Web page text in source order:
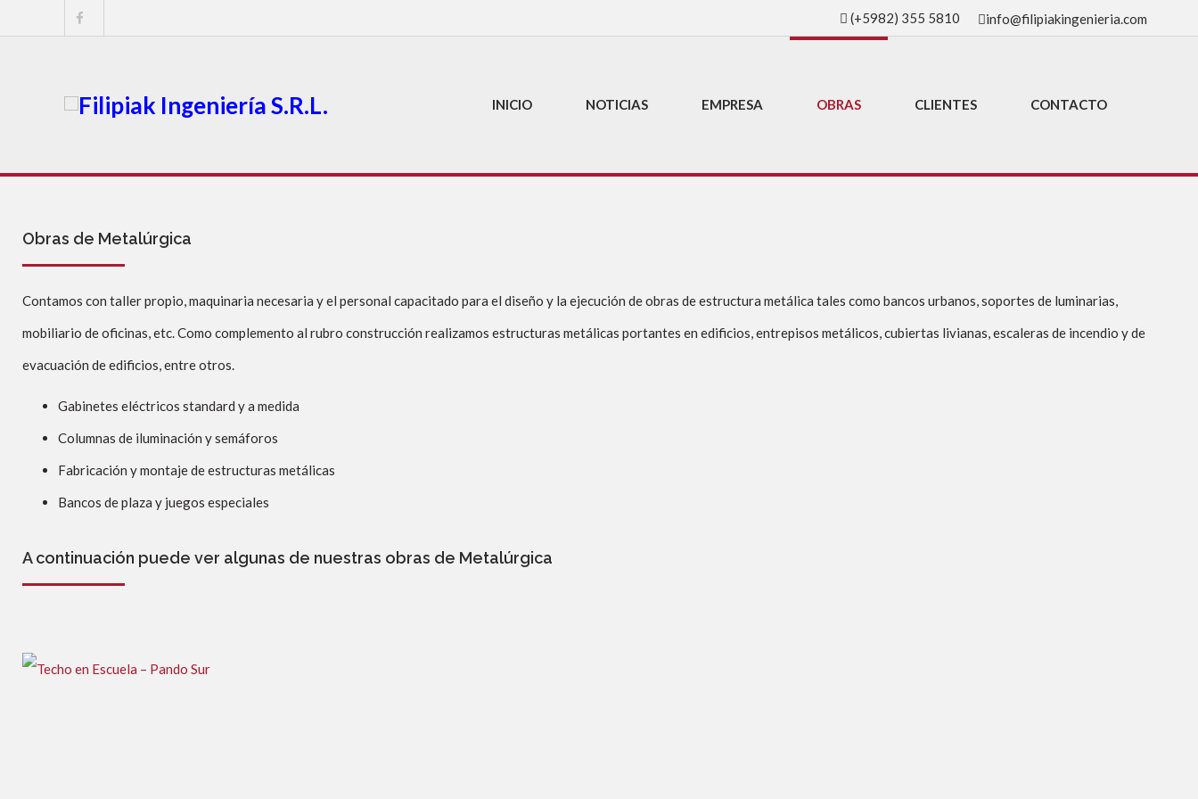
(+5982) 355 5810 info@filipiakingenieria.com
INICIO NOTICIAS EMPRESA OBRAS CLIENTES CONTACTO
Obras de Metalúrgica
Contamos con taller propio, maquinaria necesaria y el personal capacitado para el diseño y la ejecución de obras de estructura metálica tales como bancos urbanos, soportes de luminarias,
mobiliario de oficinas, etc. Como complemento al rubro construcción realizamos estructuras metálicas portantes en edificios, entrepisos metálicos, cubiertas livianas, escaleras de incendio y de
evacuación de edificios, entre otros.
Gabinetes eléctricos standard y a medida
Columnas de iluminación y semáforos
Fabricación y montaje de estructuras metálicas
Bancos de plaza y juegos especiales
A continuación puede ver algunas de nuestras obras de Metalúrgica